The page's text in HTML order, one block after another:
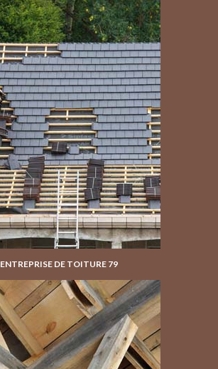
ENTREPRISE DE TOITURE 79